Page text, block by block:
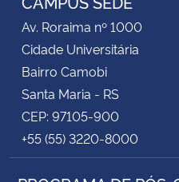
Av. Roraima nº 1000
Cidade Universitária
Bairro Camobi
Santa Maria - RS
CEP: 97105-900
+55 (55) 3220-8000